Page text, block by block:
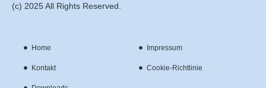
(c) 2025 All Rights Reserved.
Home
Kontakt
Impressum
Cookie-Richtlinie